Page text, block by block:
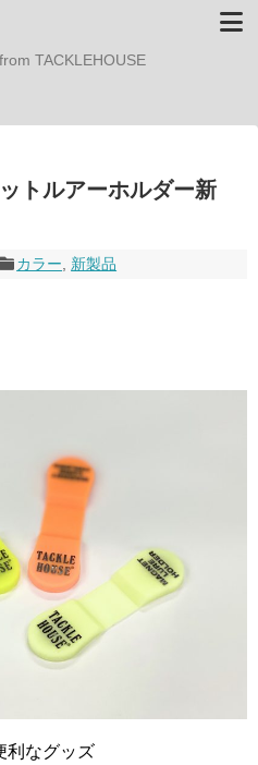
TACKLEHOUSE
トルアーホルダー新
カラー 新製品
利なグッズ